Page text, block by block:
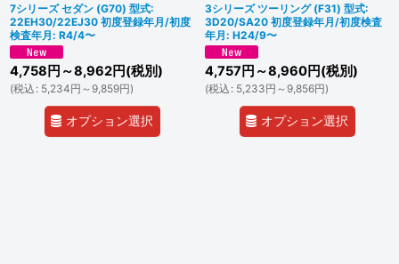
7シリーズ セダン (G70) 型式:
22EH30/22EJ30 初度登録年月/初度
検査年月: R4/4〜
4,758 円 ～8,962円(税別)
(税込 : 5,234円 ～9,859円)
オプション選択
3シリーズ ツーリング (F31) 型式:
3D20/SA20 初度登録年月/初度検査
年月: H24/9〜
4,757 円 ～8,960円(税別)
(税込 : 5,233円 ～9,856円)
オプション選択